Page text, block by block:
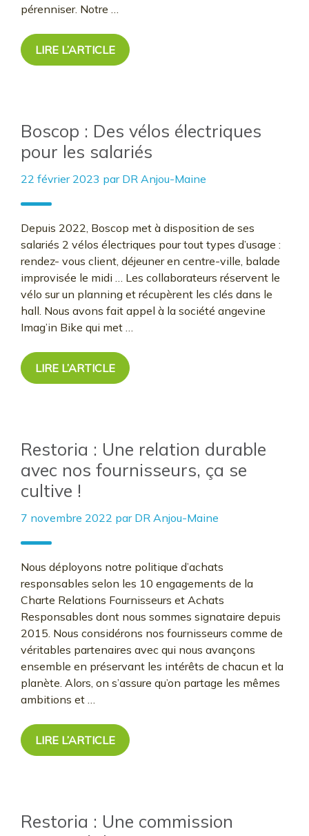
pérenniser. Notre …
LIRE L’ARTICLE
Boscop : Des vélos électriques
pour les salariés
22 février 2023 par DR Anjou-Maine
Depuis 2022, Boscop met à disposition de ses
salariés 2 vélos électriques pour tout types d’usage :
rendez- vous client, déjeuner en centre-ville, balade
improvisée le midi … Les collaborateurs réservent le
vélo sur un planning et récupèrent les clés dans le
hall. Nous avons fait appel à la société angevine
Imag’in Bike qui met …
LIRE L’ARTICLE
Restoria : Une relation durable
avec nos fournisseurs, ça se
cultive !
7 novembre 2022 par DR Anjou-Maine
Nous déployons notre politique d’achats
responsables selon les 10 engagements de la
Charte Relations Fournisseurs et Achats
Responsables dont nous sommes signataire depuis
2015. Nous considérons nos fournisseurs comme de
véritables partenaires avec qui nous avançons
ensemble en préservant les intérêts de chacun et la
planète. Alors, on s’assure qu’on partage les mêmes
ambitions et …
LIRE L’ARTICLE
Restoria : Une commission